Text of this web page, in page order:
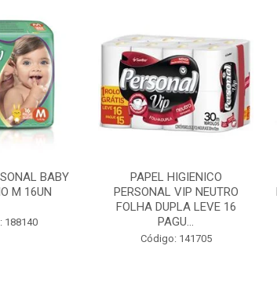
BABY
M 16UN
188140
PAPEL HIGIENICO
PERSONAL VIP NEUTRO
FOLHA DUPLA LEVE 16
PAGU...
Código: 141705